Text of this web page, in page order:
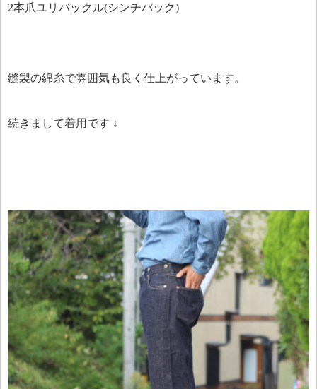
2本爪ユリバックル(シンチバック)
縫製の綿糸で雰囲気も良く仕上がっています。
続きまして着用です ↓